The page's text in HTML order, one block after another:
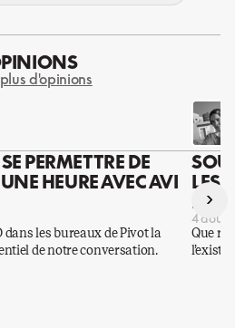
d'opinions
PERMETTRE DE
HEURE AVEC AVI
dans les bureaux de Pivot la
de notre conversation.
LES
DES
4 août
Que
›